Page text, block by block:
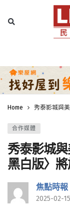
Home 秀泰影城與
合作媒體
秀泰影城
黑白版〉將
焦點時報
2025-02-15